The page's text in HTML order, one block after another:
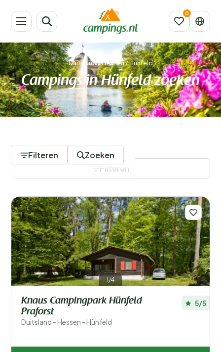
Duitsland/Hessen/Hünfeld
Campings in Hünfeld zoeken
Filteren Zoeken
Populaire filters
Type accommodatie
Algemeen
Filteren
1/4
Knaus Campingpark Hünfeld
Praforst
Duitsland - Hessen - Hünfeld
5/5